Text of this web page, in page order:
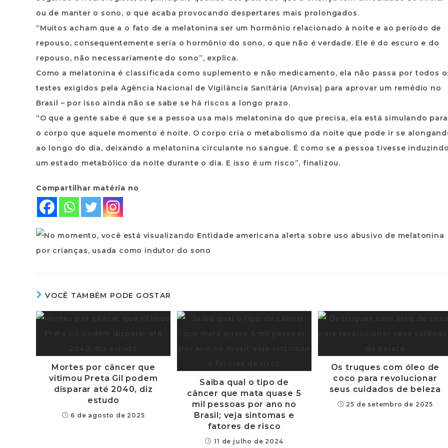
ou de manter o sono, o que acaba provocando despertares mais prolongados.
“Muitos acham que a o fato de a melatonina ser um hormônio relacionado à noite e ao período de
repouso, consequentemente seria o hormônio do sono, o que não é verdade. Ele é do escuro e do
repouso, não necessariamente do sono”, explica.
Como a melatonina é classificada como suplemento e não medicamento, ela não passa por todos
testes exigidos pela Agência Nacional de Vigilância Sanitária (Anvisa) para aprovar um remédio no
Brasil – por isso ainda não se sabe se há riscos a longo prazo.
“O que a gente sabe é que se a pessoa usa mais melatonina do que precisa, ela está simulando para
o corpo que aquele momento é noite. O corpo cria o metabolismo da noite que pode ir se
ao longo do dia, deixando a melatonina circulante no sangue. É como se a pessoa tivesse induzindo
um estado metabólico da noite durante o dia. E isso é um risco”, finalizou.
Compartilhar matéria no
VOCÊ TAMBÉM PODE GOSTAR
Mortes por câncer que
vitimou Preta Gil podem
disparar até 2040, diz
estudo
6 de agosto de 2025
Saiba qual o tipo de
câncer que mata quase 5
mil pessoas por ano no
Brasil; veja sintomas e
fatores de risco
11 de julho de 2024
Os truques com óleo de
coco para revolucionar
seus cuidados de beleza
25 de setembro de 2025